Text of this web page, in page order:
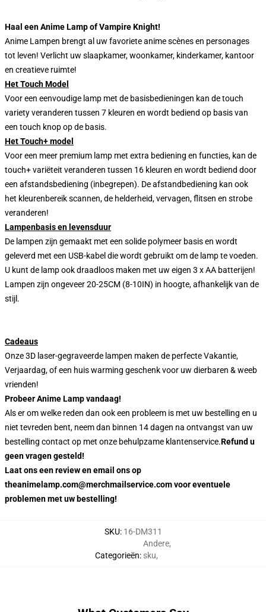
Haal een Anime Lamp of Vampire Knight!
Anime Lampen brengt al uw favoriete anime scènes en personages
tot leven! Verlicht uw slaapkamer, woonkamer, kinderkamer, kantoor
en creatieve ruimte!
Het Touch Model
Voor een eenvoudige lamp met de basisbedieningen kan de touch
variety veranderen tussen 7 kleuren en wordt bediend op basis van
een touch knop op de basis.
Het Touch+ model
Voor een meer premium lamp met extra bediening en functies, kan de
touch+ variëteit veranderen tussen 16 kleuren en wordt bediend door
een afstandsbediening (inbegrepen). De afstandbediening kan ook
het kleurenbereik scannen, de helderheid, vervagen, flitsen en strobe
veranderen!
Lampenbasis en levensduur
De lampen zijn gemaakt met een solide polymeer basis en wordt
geleverd met een USB-kabel die wordt gebruikt om de lamp te voeden.
U kunt de lamp ook draadloos maken met uw eigen 3 x AA batterijen!
Lampen zijn ongeveer 20-25CM (8-10IN) in hoogte, afhankelijk van de
stijl.
Cadeaus
Onze 3D laser-gegraveerde lampen maken de perfecte Vakantie,
Verjaardag, of een huis warming geschenk voor uw dierbaren & weeb
vrienden!
Probeer Anime Lamp vandaag!
Als er om welke reden dan ook een probleem is met uw bestelling en u
niet tevreden bent, neem dan binnen 14 dagen na ontvangst van uw
bestelling contact op met onze behulpzame klantenservice.Refund u
geen vragen gesteld!
Laat ons een review en email ons op
theanimelamp.com@merchmailservice.com voor eventuele
problemen met uw bestelling!
SKU: 16-DM311
Categorieën:
Andere,
sku,